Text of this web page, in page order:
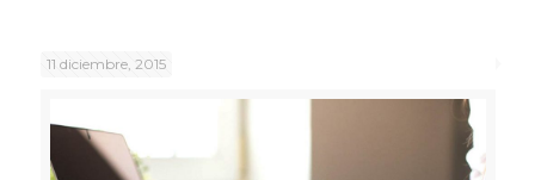
11 diciembre, 2015